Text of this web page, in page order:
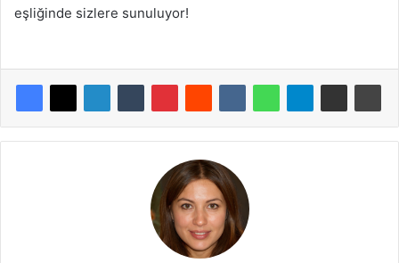
eşliğinde sizlere sunuluyor!